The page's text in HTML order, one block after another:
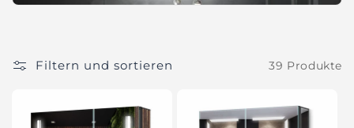
Filtern und sortieren 39 Produkte